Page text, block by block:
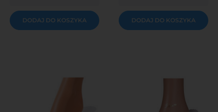
DODAJ DO KOSZYKA DODAJ DO KOSZYKA